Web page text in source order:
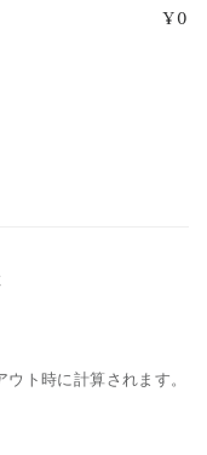
¥0
ト時に計算されます。